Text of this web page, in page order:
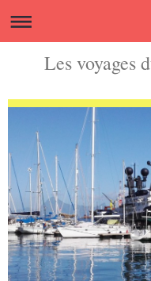
Les voyages